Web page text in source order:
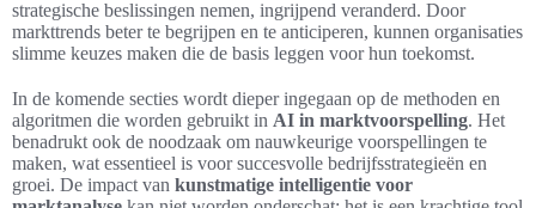
strategische beslissingen nemen, ingrijpend veranderd. Door
markttrends beter te begrijpen en te anticiperen, kunnen organisaties
slimme keuzes maken die de basis leggen voor hun toekomst.
In de komende secties wordt dieper ingegaan op de methoden en
algoritmen die worden gebruikt in AI in marktvoorspelling. Het
benadrukt ook de noodzaak om nauwkeurige voorspellingen te
maken, wat essentieel is voor succesvolle bedrijfsstrategieën en
groei. De impact van kunstmatige intelligentie voor